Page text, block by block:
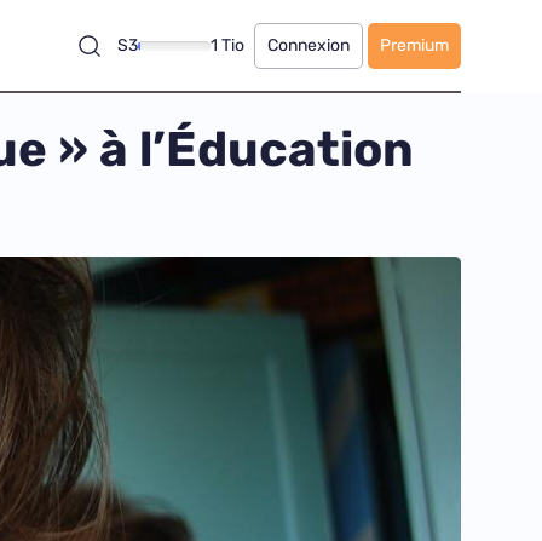
S3 1 Tio Connexion Premium
» à l’Éducation